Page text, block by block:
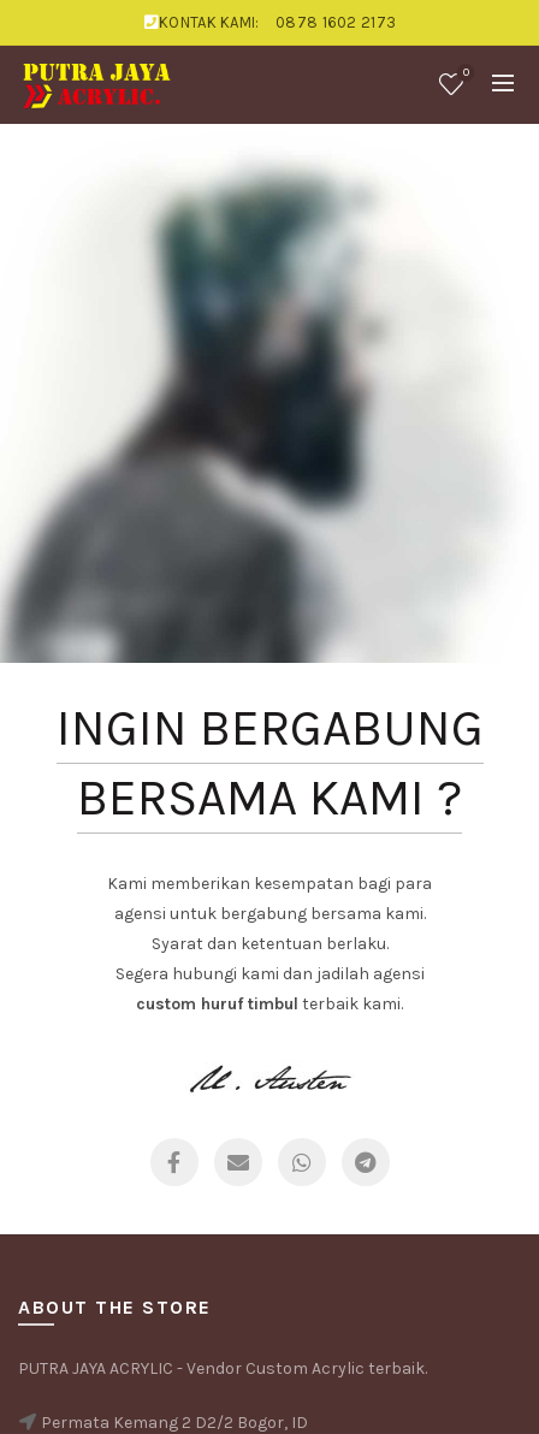
KONTAK KAMI: 0878 1602 2173
0
INGIN BERGABUNG
BERSAMA KAMI ?
Kami memberikan kesempatan bagi para
agensi untuk bergabung bersama kami.
Syarat dan ketentuan berlaku.
Segera hubungi kami dan jadilah agensi
custom huruf timbul terbaik kami.
ABOUT THE STORE
PUTRA JAYA ACRYLIC - Vendor Custom Acrylic terbaik.
Permata Kemang 2 D2/2 Bogor, ID